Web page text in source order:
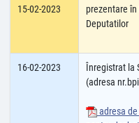
15-02-2023
prezentare
Deputatilor
16-02-2023
Înregistrat la
(adresa
adresa